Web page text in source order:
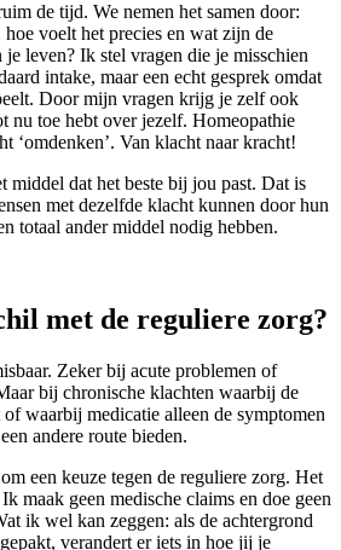
de tijd. We nemen het samen door:
voelt het precies en wat zijn de
leven? Ik stel vragen die je misschien
intake, maar een echt gesprek omdat
Door mijn vragen krijg je zelf ook
nu toe hebt over jezelf. Homeopathie
‘omdenken’. Van klacht naar kracht!
middel dat het beste bij jou past. Dat is
met dezelfde klacht kunnen door hun
totaal ander middel nodig hebben.
met de reguliere zorg?
Zeker bij acute problemen of
bij chronische klachten waarbij de
waarbij medicatie alleen de symptomen
andere route bieden.
een keuze tegen de reguliere zorg. Het
maak geen medische claims en doe geen
ik wel kan zeggen: als de achtergrond
verandert er iets in hoe jij je